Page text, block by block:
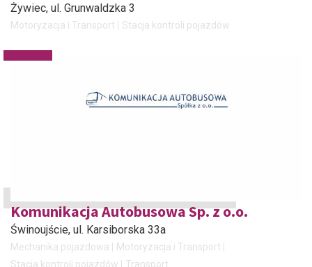
Żywiec, ul. Grunwaldzka 3
Motoryzacja i Transport Stacja kontroli pojazdów
Komunikacja Autobusowa Sp. z o.o.
Świnoujście, ul. Karsiborska 33a
Mechanika pojazdowa
Motoryzacja i Transport
Stacja kontroli pojazdów
Transport